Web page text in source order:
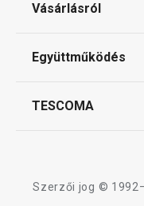
Gyakori kérdések
Vásárlásról
Reklamáció és
Együttműködés
TESCOMA
Szerzői jog ©